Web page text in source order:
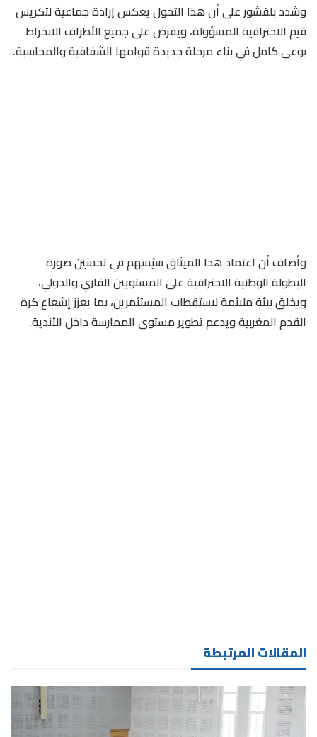
وشدد بلقشور على أن هذا التحول يعكس إرادة جماعية لتكريس
قيم الاحترافية المسؤولة، ويفرض على جميع الأطراف الانخراط
بوعي كامل في بناء مرحلة جديدة قوامها الشفافية والمحاسبة.
وأضاف أن اعتماد هذا الميثاق سيُسهم في تحسين صورة
البطولة الوطنية الاحترافية على المستويين القاري والدولي،
ويخلق بيئة ملائمة لاستقطاب المستثمرين، بما يعزز إشعاع كرة
القدم المغربية ويدعم تطوير مستوى الممارسة داخل الأندية.
المقالات المرتبطة